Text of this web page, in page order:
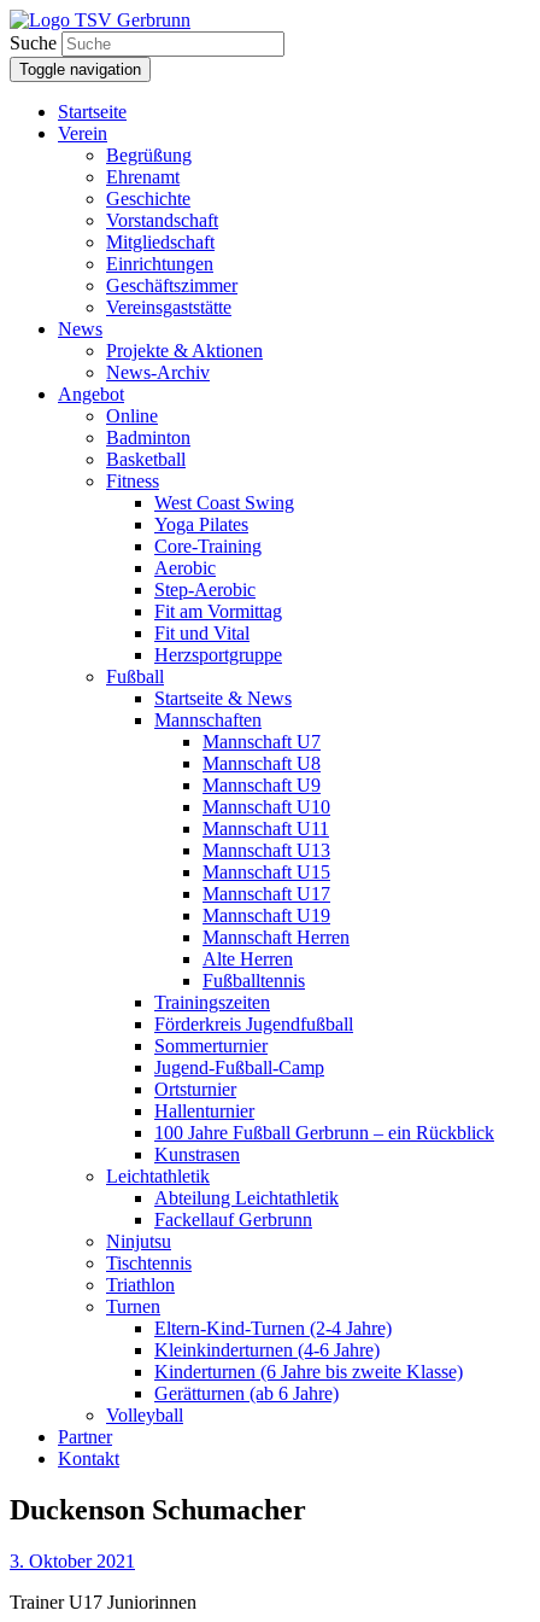
Suche
Toggle navigation
Startseite
Verein
Begrüßung
Ehrenamt
Geschichte
Vorstandschaft
Mitgliedschaft
Einrichtungen
Geschäftszimmer
Vereinsgaststätte
News
Projekte & Aktionen
News-Archiv
Angebot
Online
Badminton
Basketball
Fitness
West Coast Swing
Yoga Pilates
Core-Training
Aerobic
Step-Aerobic
Fit am Vormittag
Fit und Vital
Herzsportgruppe
Fußball
Startseite & News
Mannschaften
Mannschaft U7
Mannschaft U8
Mannschaft U9
Mannschaft U10
Mannschaft U11
Mannschaft U13
Mannschaft U15
Mannschaft U17
Mannschaft U19
Mannschaft Herren
Alte Herren
Fußballtennis
Trainingszeiten
Förderkreis Jugendfußball
Sommerturnier
Jugend-Fußball-Camp
Ortsturnier
Hallenturnier
100 Jahre Fußball Gerbrunn – ein Rückblick
Kunstrasen
Leichtathletik
Abteilung Leichtathletik
Fackellauf Gerbrunn
Ninjutsu
Tischtennis
Triathlon
Turnen
Eltern-Kind-Turnen (2-4 Jahre)
Kleinkinderturnen (4-6 Jahre)
Kinderturnen (6 Jahre bis zweite Klasse)
Gerätturnen (ab 6 Jahre)
Volleyball
Partner
Kontakt
Duckenson Schumacher
3. Oktober 2021
Trainer U17 Juniorinnen